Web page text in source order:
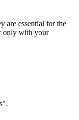
are essential for the
only with your